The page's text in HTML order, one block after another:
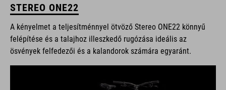
STEREO ONE22
A kényelmet a teljesítménnyel ötvöző Stereo ONE22 könnyű
felépítése és a talajhoz illeszkedő rugózása ideális az
ösvények felfedezői és a kalandorok számára egyaránt.